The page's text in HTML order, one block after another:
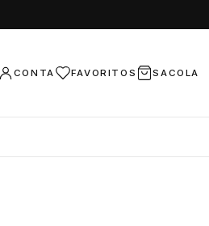
CONTA FAVORITOS SACOLA